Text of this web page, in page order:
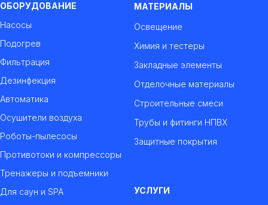
ОБОРУДОВАНИЕ
Насосы
Подогрев
Фильтрация
Дезинфекция
Автоматика
Осушители воздуха
Роботы-пылесосы
Противотоки и компрессоры
Тренажеры и подъемники
Для саун и SPA
МАТЕРИАЛЫ
Освещение
Химия и тестеры
Закладные элементы
Отделочные материалы
Строительные смеси
Трубы и фитинги НПВХ
Защитные покрытия
УСЛУГИ